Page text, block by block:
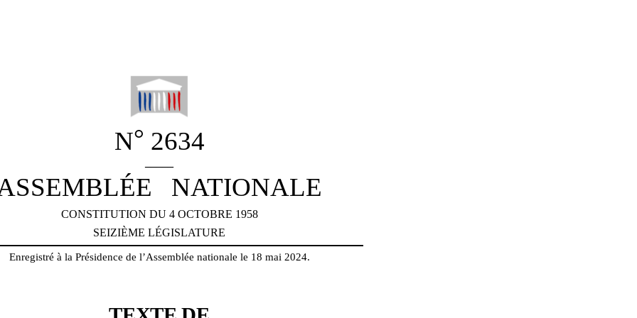
N° 2634
NATIONALE
CONSTITUTION DU 4 OCTOBRE 1958
SEIZIÈME LÉGISLATURE
Enregistré à la Présidence de l’Assemblée nationale le 18 mai 2024.